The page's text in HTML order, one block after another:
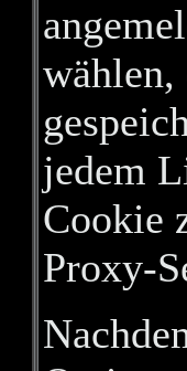
jedem
Cookie
Proxy-